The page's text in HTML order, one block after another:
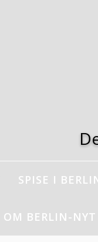
SPISE I
OM BERLIN-NYT